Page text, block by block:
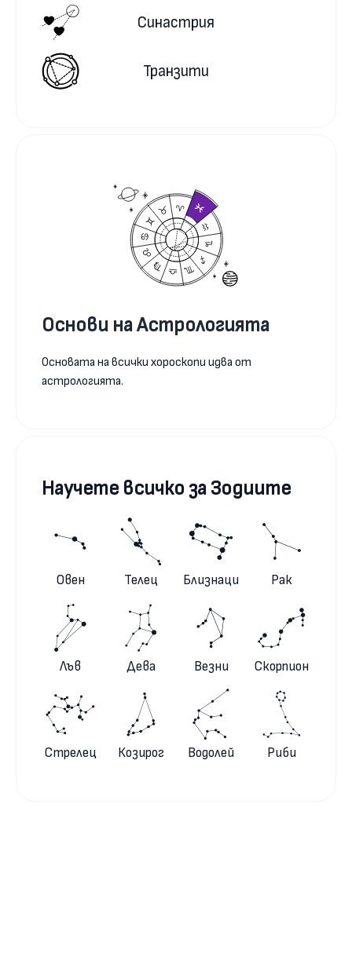
Синастрия
Транзити
Основи на Астрологията
Основата на всички хороскопи идва от
астрологията.
Научете всичко за Зодиите
Овен Телец Близнаци Рак
Лъв Дева Везни Скорпион
Стрелец Козирог Водолей Риби